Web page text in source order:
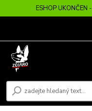
ESHOP UKONČEN